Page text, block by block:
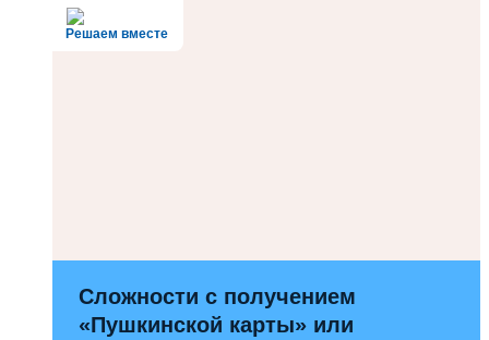
Решаем вместе
Сложности с получением
«Пушкинской карты» или